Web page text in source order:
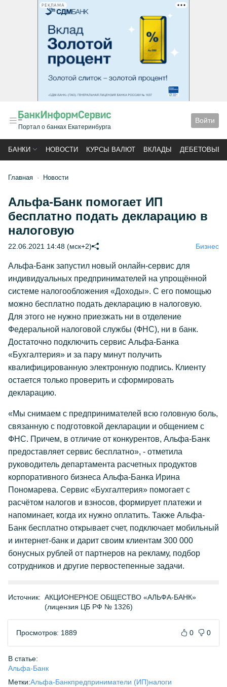
РЕКЛАМА
Портал о банках Екатеринбурга
Войти
БАНКИ НОВОСТИ КУРСЫ ВАЛЮТ ВКЛАДЫ ДЕБЕТОВЫЕ
Главная Новости
Альфа-Банк помогает ИП
бесплатно подать декларацию в
налоговую
22.06.2021 14:48 (мск+2) Бизнес
Альфа-Банк запустил новый онлайн-сервис для
индивидуальных предпринимателей на упрощённой
системе налогообложения «Доходы». С его помощью
можно бесплатно подать декларацию в налоговую.
Для этого не нужно приезжать ни в отделение
Федеральной налоговой службы (ФНС), ни в банк.
Достаточно подключить сервис Альфа-Банка
«Бухгалтерия» и за пару минут получить
квалифицированную электронную подпись. Клиенту
остается только проверить и сформировать
декларацию.
«Мы снимаем с предпринимателей всю головную боль,
связанную с подготовкой декларации и общением с
ФНС. Причем, в отличие от конкурентов, Альфа-Банк
предоставляет сервис бесплатно», - отметила
руководитель департамента расчетных продуктов
корпоративного бизнеса Альфа-Банка Ирина
Пономарева. Сервис «Бухгалтерия» помогает с
расчётом налогов и взносов, формирует платежи и
напоминает, когда их нужно оплатить. Также Альфа-
Банк бесплатно открывает счет, подключает мобильный
и интернет-банк и дарит своим клиентам 300 000
бонусных рублей от партнеров на рекламу, подбор
сотрудников и другие первостепенные задачи.
Источник: АКЦИОНЕРНОЕ ОБЩЕСТВО «АЛЬФА-БАНК»
(лицензия ЦБ РФ № 1326)
Просмотров: 1889 0 0
В статье:
Альфа-Банк
Метки:Альфа-Банкпредприниматели (ИП)налоги